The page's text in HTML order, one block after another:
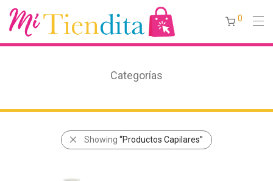
0
Categorías
Showing “Productos Capilares”